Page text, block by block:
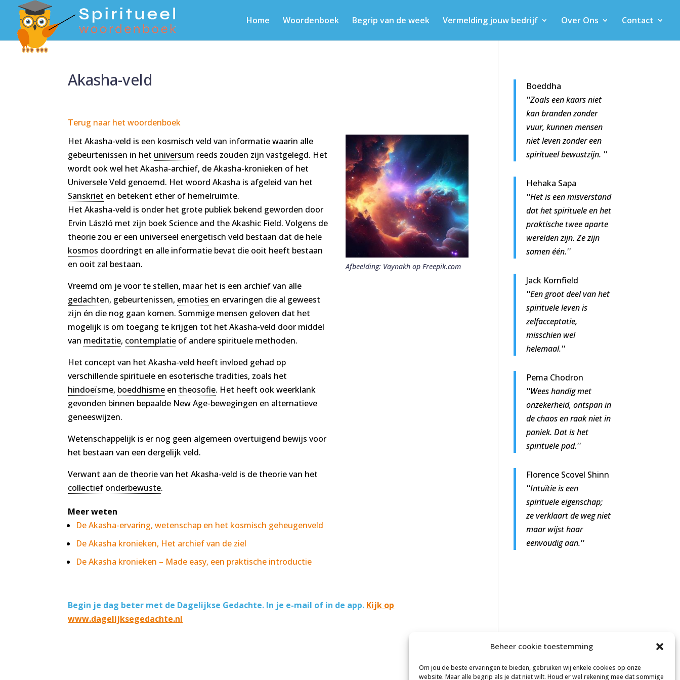
Beheer cookie toestemming
Om jou de beste ervaringen te bieden, gebruiken wij enkele cookies op onze
website. Maar alle begrip als je dat niet wilt. Houd er wel rekening mee dat sommige
Home Woordenboek Begrip van de week Vermelding jouw bedrijf Over Ons Contact
Akasha-veld
Terug naar het woordenboek
Het Akasha-veld is een kosmisch veld van informatie waarin alle
gebeurtenissen in het universum reeds zouden zijn vastgelegd. Het
wordt ook wel het Akasha-archief, de Akasha-kronieken of het
Universele Veld genoemd. Het woord Akasha is afgeleid van het
Sanskriet en betekent ether of hemelruimte.
Het Akasha-veld is onder het grote publiek bekend geworden door
Ervin László met zijn boek Science and the Akashic Field. Volgens de
theorie zou er een universeel energetisch veld bestaan dat de hele
kosmos doordringt en alle informatie bevat die ooit heeft bestaan
en ooit zal bestaan.
Vreemd om je voor te stellen, maar het is een archief van alle
gedachten, gebeurtenissen, emoties en ervaringen die al geweest
zijn én die nog gaan komen. Sommige mensen geloven dat het
mogelijk is om toegang te krijgen tot het Akasha-veld door middel
van meditatie, contemplatie of andere spirituele methoden.
Het concept van het Akasha-veld heeft invloed gehad op
verschillende spirituele en esoterische tradities, zoals het
hindoeïsme, boeddhisme en theosofie. Het heeft ook weerklank
gevonden binnen bepaalde New Age-bewegingen en alternatieve
geneeswijzen.
Wetenschappelijk is er nog geen algemeen overtuigend bewijs voor
het bestaan van een dergelijk veld.
Verwant aan de theorie van het Akasha-veld is de theorie van het
collectief onderbewuste.
Afbeelding: Vaynakh op Freepik.com
Meer weten
De Akasha-ervaring, wetenschap en het kosmisch geheugenveld
De Akasha kronieken, Het archief van de ziel
De Akasha kronieken – Made easy, een praktische introductie
Begin je dag beter met de Dagelijkse Gedachte. In je e-mail of in de app. Kijk op
www.dagelijksegedachte.nl
Boeddha
''Zoals een kaars niet
kan branden zonder
vuur, kunnen mensen
niet leven zonder een
spiritueel bewustzijn. ''
Hehaka Sapa
''Het is een misverstand
dat het spirituele en het
praktische twee aparte
werelden zijn. Ze zijn
samen één.''
Jack Kornfield
''Een groot deel van het
spirituele leven is
zelfacceptatie,
misschien wel
helemaal.''
Pema Chodron
''Wees handig met
onzekerheid, ontspan in
de chaos en raak niet in
paniek. Dat is het
spirituele pad.''
Florence Scovel Shinn
''Intuïtie is een
spirituele eigenschap;
ze verklaart de weg niet
maar wijst haar
eenvoudig aan.''